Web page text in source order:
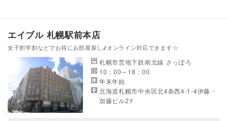
エイブル 札幌駅前本店
女子割学割などでお得にお部屋探し♪オンライン対応できます☆
札幌市営地下鉄南北線 さっぽろ
10：00～18：00
年末年始
北海道札幌市中央区北4条西4-1-4伊藤・
加藤ビル2Ｆ